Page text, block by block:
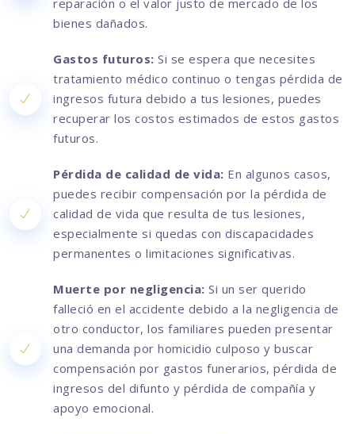
reparación o el valor justo de mercado de los
bienes dañados.
Gastos futuros: Si se espera que necesites
tratamiento médico continuo o tengas pérdida de
ingresos futura debido a tus lesiones, puedes
recuperar los costos estimados de estos gastos
futuros.
Pérdida de calidad de vida: En algunos casos,
puedes recibir compensación por la pérdida de
calidad de vida que resulta de tus lesiones,
especialmente si quedas con discapacidades
permanentes o limitaciones significativas.
Muerte por negligencia: Si un ser querido
falleció en el accidente debido a la negligencia de
otro conductor, los familiares pueden presentar
una demanda por homicidio culposo y buscar
compensación por gastos funerarios, pérdida de
ingresos del difunto y pérdida de compañía y
apoyo emocional.